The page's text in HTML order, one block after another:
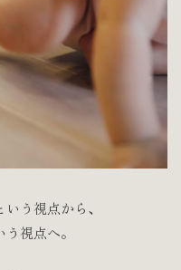
う視点から、
視点へ。